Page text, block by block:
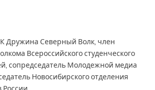
Дружина Северный Волк, член
Всероссийского студенческого
сопредседатель Молодежной медиа
Новосибирского отделения